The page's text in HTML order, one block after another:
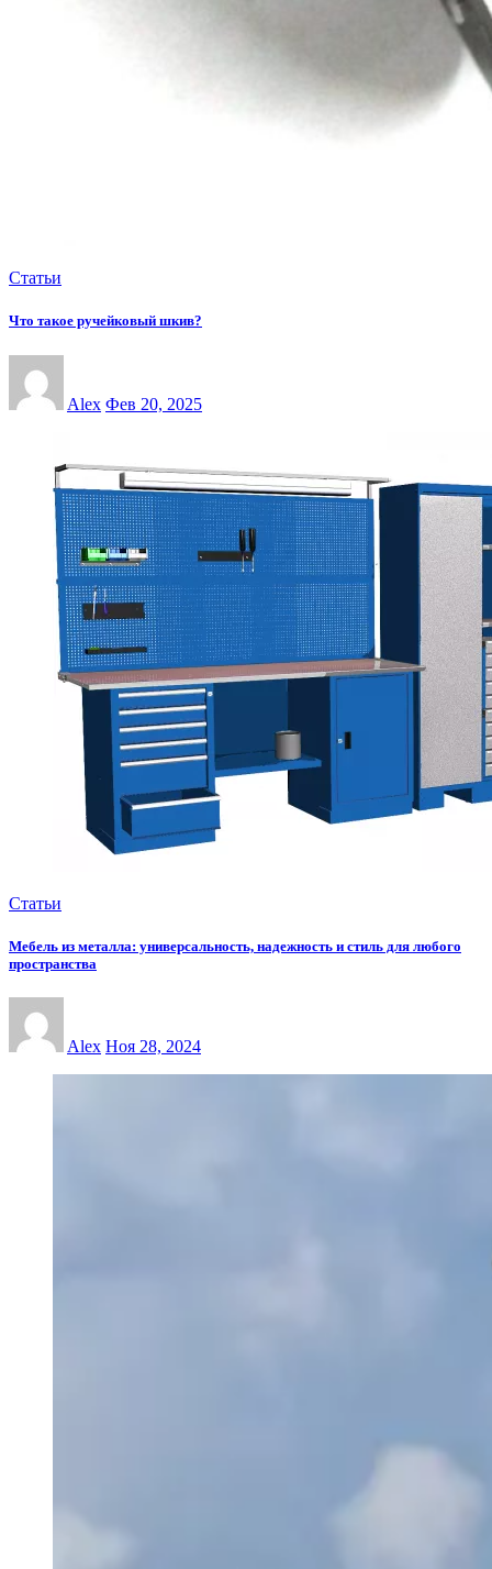
Статьи
Что такое ручейковый шкив?
Alex Фев 20, 2025
Статьи
Мебель из металла: универсальность, надежность и стиль для любого
пространства
Alex Ноя 28, 2024